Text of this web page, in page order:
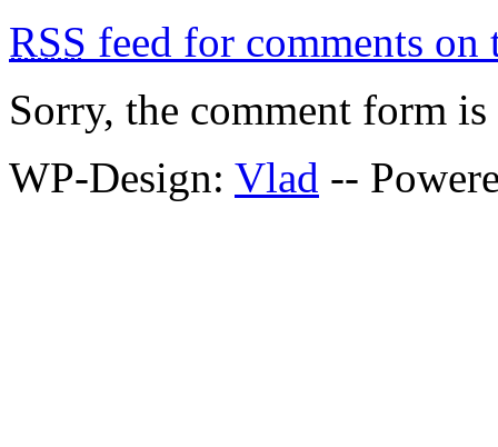
RSS feed for comments on
Sorry, the comment form
WP-Design: Vlad --